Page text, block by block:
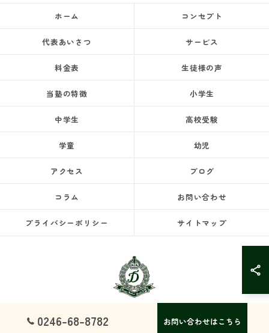
0246-68-8782 お問い合わせはこちら
ホーム コンセプト
代表あいさつ サービス
料金表 生徒様の声
当塾の特徴 小学生
中学生 高校受験
学童 幼児
アクセス ブログ
コラム お問い合わせ
プライバシーポリシー サイトマップ
© 2026 福島県いわき市の塾ならドリームスクール ALL RIGHTS RESERVED.